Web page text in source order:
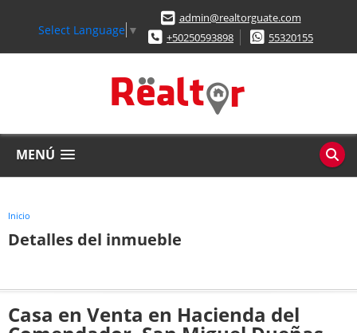
Select Language ▼
admin@realtorguate.com
+50250593898
55320155
MENÚ
Inicio
Detalles del inmueble
Casa en Venta en Hacienda del